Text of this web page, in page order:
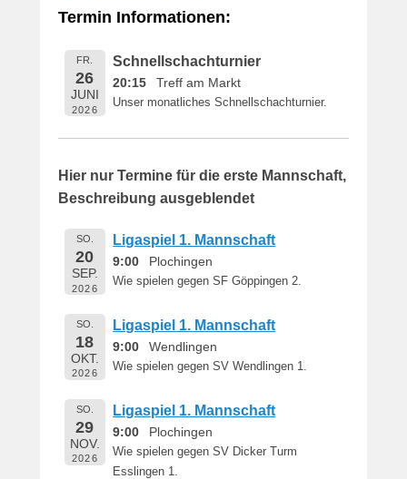
6
M
Termin Informationen:
FR.
26
JUNI
2026
Schnellschachturnier
20:15 Treff am Markt
Unser monatliches Schnellschachturnier.
Hier nur Termine für die erste Mannschaft,
Beschreibung ausgeblendet
SO.
20
SEP.
2026
Ligaspiel 1. Mannschaft
9:00 Plochingen
Wie spielen gegen SF Göppingen 2.
SO.
18
OKT.
2026
Ligaspiel 1. Mannschaft
9:00 Wendlingen
Wie spielen gegen SV Wendlingen 1.
SO.
29
NOV.
2026
Ligaspiel 1. Mannschaft
9:00 Plochingen
Wie spielen gegen SV Dicker Turm
Esslingen 1.